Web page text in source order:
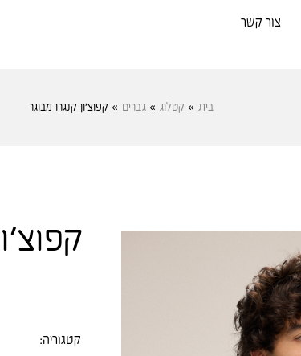
צור קשר
בית » קטלוג » גברים » קפוצ׳ון קנגרו מבוגר
קטגוריה: